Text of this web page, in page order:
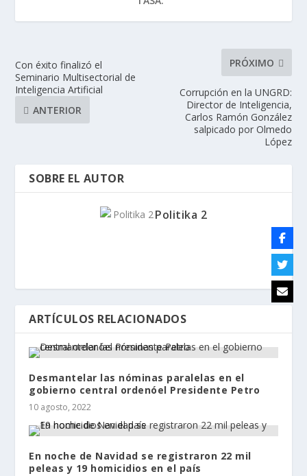
Con éxito finalizó el
Seminario Multisectorial de
Inteligencia Artificial
ANTERIOR
PRÓXIMO
Corrupción en la UNGRD:
Director de Inteligencia,
Carlos Ramón González
salpicado por Olmedo
López
SOBRE EL AUTOR
Politika 2
ARTÍCULOS RELACIONADOS
Desmantelar las nóminas paralelas en el
gobierno central ordenóel Presidente Petro
10 agosto, 2022
En noche de Navidad se registraron 22 mil
peleas y 19 homicidios en el país